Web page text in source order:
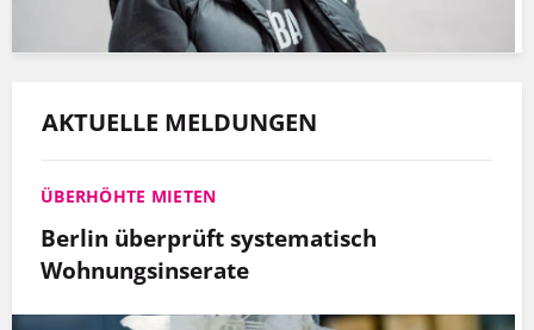
AKTUELLE MELDUNGEN
ÜBERHÖHTE MIETEN
Berlin überprüft systematisch
Wohnungsinserate